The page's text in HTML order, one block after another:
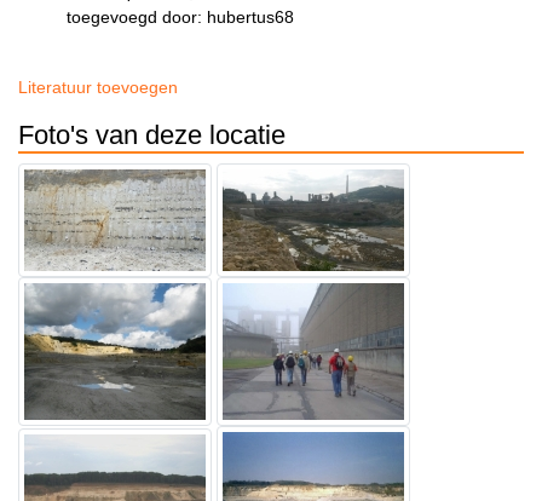
toegevoegd door: hubertus68
Literatuur toevoegen
Foto's van deze locatie